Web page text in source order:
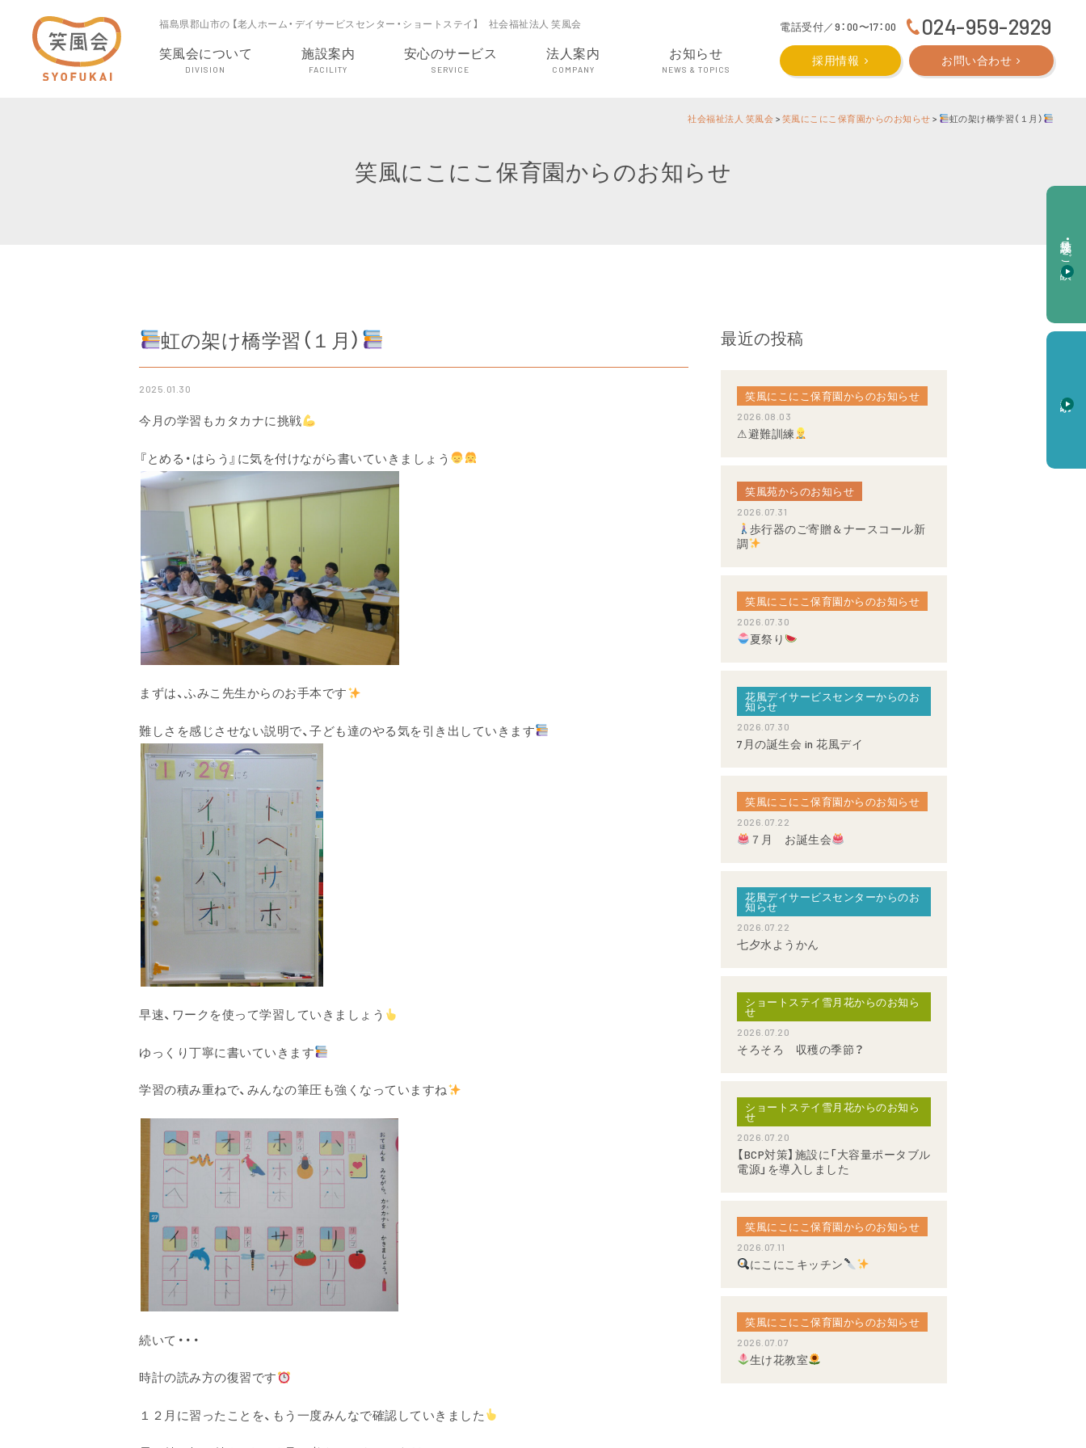
福島県郡山市の 【老人ホーム・デイサービスセンター・ショートステイ】 社会福祉法人 笑風会
笑風会について
DIVISION
施設案内
FACILITY
安心のサービス
SERVICE
法人案内
COMPANY
お知らせ
NEWS & TOPICS
電話受付／9：00〜17：00 024-959-2929
採用情報 お問い合わせ
社会福祉法人 笑風会 > 笑風にこにこ保育園からのお知らせ > 虹の架け橋学習（１月）
笑風にこにこ保育園からのお知らせ
虹の架け橋学習（１月）
2025.01.30
今月の学習もカタカナに挑戦
『とめる・はらう』に気を付けながら書いていきましょう
まずは、ふみこ先生からのお手本です
難しさを感じさせない説明で、子ども達のやる気を引き出していきます
早速、ワークを使って学習していきましょう
ゆっくり丁寧に書いていきます
学習の積み重ねで、みんなの筆圧も強くなっていますね
続いて・・・
時計の読み方の復習です
１２月に習ったことを、もう一度みんなで確認していきました
最近の投稿
笑風にこにこ保育園からのお知らせ
2026.08.03
⚠避難訓練
笑風苑からのお知らせ
2026.07.31
歩行器のご寄贈＆ナースコール新
調
笑風にこにこ保育園からのお知らせ
2026.07.30
夏祭り
花風デイサービスセンターからのお
知らせ
2026.07.30
7月の誕生会 in 花風デイ
笑風にこにこ保育園からのお知らせ
2026.07.22
７月 お誕生会
花風デイサービスセンターからのお
知らせ
2026.07.22
七夕水ようかん
ショートステイ雪月花からのお知ら
せ
2026.07.20
そろそろ 収穫の季節？
ショートステイ雪月花からのお知ら
せ
2026.07.20
【BCP対策】施設に「大容量ポータブル
電源」を導入しました
笑風にこにこ保育園からのお知らせ
2026.07.11
にこにこキッチン
笑風にこにこ保育園からのお知らせ
2026.07.07
生け花教室
施設見学・ご相談